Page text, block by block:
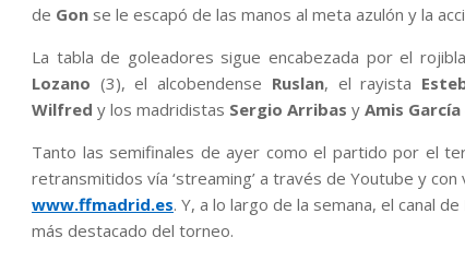
de Gon se le escapó de las manos al meta azulón y la
La tabla de goleadores sigue encabezada por el
Lozano (3), el alcobendense Ruslan, el rayista
Wilfred y los madridistas Sergio Arribas y Amis García
Tanto las semifinales de ayer como el partido por el
retransmitidos vía ‘streaming’ a través de Youtube y
www.ffmadrid.es. Y, a lo largo de la semana, el canal de
más destacado del torneo.